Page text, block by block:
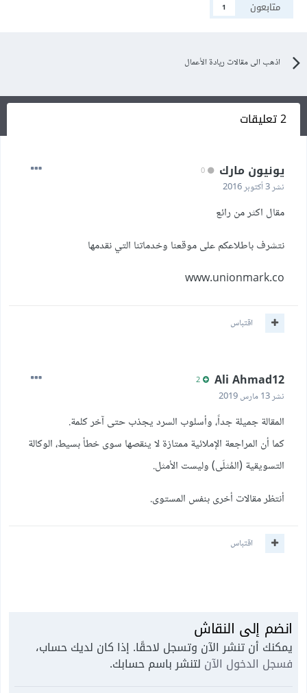
متابعون
1
اذهب الى مقالات ريادة الأعمال
2 تعليقات
يونيون مارك
نشر3 أكتوبر 2016
مقال اكثر من رائع
نتشرف باطلاعكم على موقعنا وخدماتنا التي نقدمها
www.unionmark.co
اقتباس
Ali Ahmad12
نشر13 مارس 2019
المقالة جميلة جداً، وأسلوب السرد يجذب حتى آخر كلمة.
كما أن المراجعة الإملائية ممتازة لا ينقصها سوى خطأ بسيط، الوكالة
التسويقية (المُثلَى) وليست الأمثل.
أنتظر مقالات أخرى بنفس المستوى.
اقتباس
انضم إلى النقاش
يمكنك أن تنشر الآن وتسجل لاحقًا. إذا كان لديك حساب،
فسجل الدخول الآن لتنشر باسم حسابك.